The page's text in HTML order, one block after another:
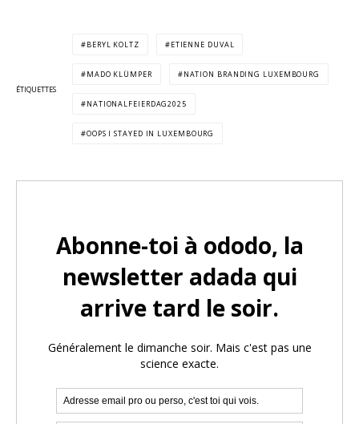
ÉTIQUETTES
BERYL KOLTZ ETIENNE DUVAL
MADO KLÜMPER NATION BRANDING LUXEMBOURG
NATIONALFEIERDAG2025
OOPS I STAYED IN LUXEMBOURG